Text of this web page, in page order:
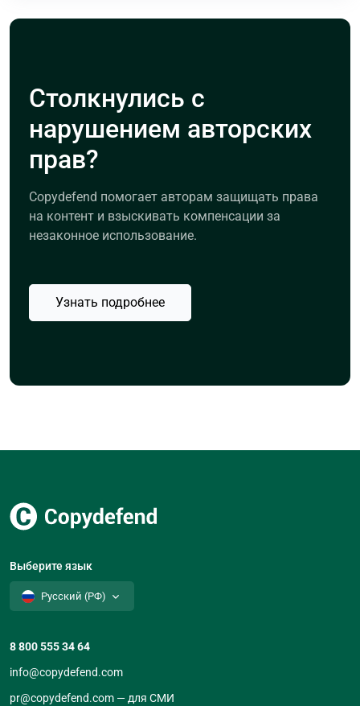
Столкнулись с
нарушением авторских
прав?
Copydefend помогает авторам защищать права
на контент и взыскивать компенсации за
незаконное использование.
Узнать подробнее
Выберите язык
Русский (РФ)
8 800 555 34 64
info@copydefend.com
pr@copydefend.com — для СМИ